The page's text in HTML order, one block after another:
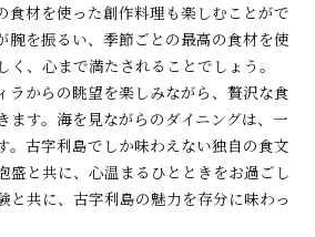
食材を使った創作料理も楽しむことがで
腕を振るい、季節ごとの最高の食材を使
く、心まで満たされることでしょう。
ラからの眺望を楽しみながら、贅沢な食
ます。海を見ながらのダイニングは、一
。古字利島でしか味わえない独自の食文
盛と共に、心温まるひとときをお過ごし
と共に、古字利島の魅力を存分に味わっ